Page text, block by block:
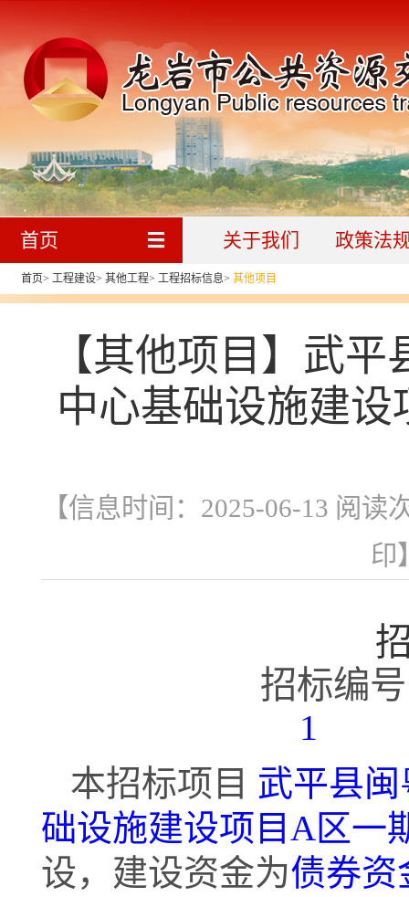
首页 关于我们 政策法
首页> 工程建设> 其他工程> 工程招标信息> 其他项目
【其他项目】武
中心基础设施建
【信息时间：2025-06-13 阅读
印
招标编
1
本招标项目 武平县
础设施建设项目 A区一
设，建设资金为债券资